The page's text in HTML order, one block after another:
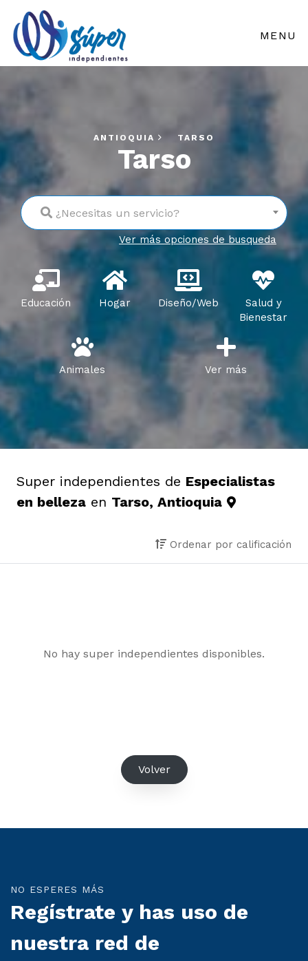
MENU
ANTIOQUIA TARSO
Tarso
¿Necesitas un servicio?
Ver más opciones de busqueda
Educación Hogar Diseño/Web
Salud y
Bienestar
Animales Ver más
Super independientes de Especialistas
en belleza en Tarso, Antioquia
Ordenar por calificación
No hay super independientes disponibles.
Volver
NO ESPERES MÁS
Regístrate y has uso de
nuestra red de